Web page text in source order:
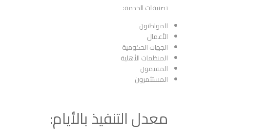
تصنيفات الخدمة:
المواطنون
الأعمال
الجهات الحكومية
المنظمات الأهلية
المقيمون
المستثمرون
معدل التنفيذ بالأيام: